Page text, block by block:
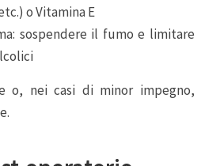
o Vitamina E
sospendere il fumo e limitare
o, nei casi di minor impegno,